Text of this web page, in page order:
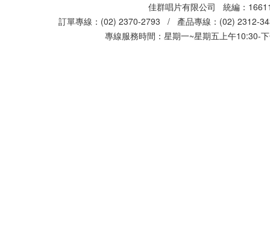
佳群唱片有限公司 統編：
訂單專線：(02) 2370-2793 / 產品專線：(02)
專線服務時間：星期一~星期五上午10:30-